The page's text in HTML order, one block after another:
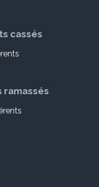
cassés
ramassés